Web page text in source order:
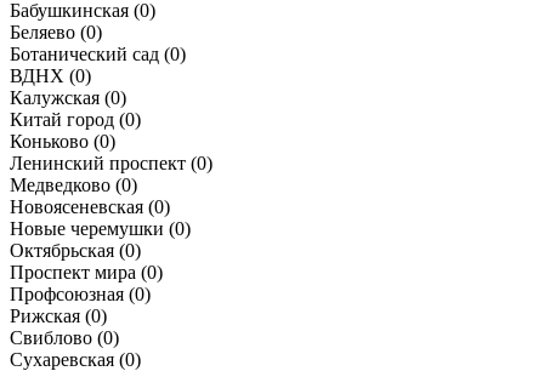
Бабушкинская (0)
Беляево (0)
Ботанический сад (0)
ВДНХ (0)
Калужская (0)
Китай город (0)
Коньково (0)
Ленинский проспект (0)
Медведково (0)
Новоясеневская (0)
Новые черемушки (0)
Октябрьская (0)
Проспект мира (0)
Профсоюзная (0)
Рижская (0)
Свиблово (0)
Сухаревская (0)